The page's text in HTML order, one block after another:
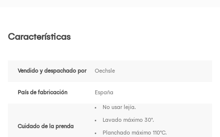
Características
Vendido y despachado por Oechsle
País de fabricación España
Cuidado de la prenda
No usar lejía.
Lavado máximo 30°.
Planchado máximo 110°C.